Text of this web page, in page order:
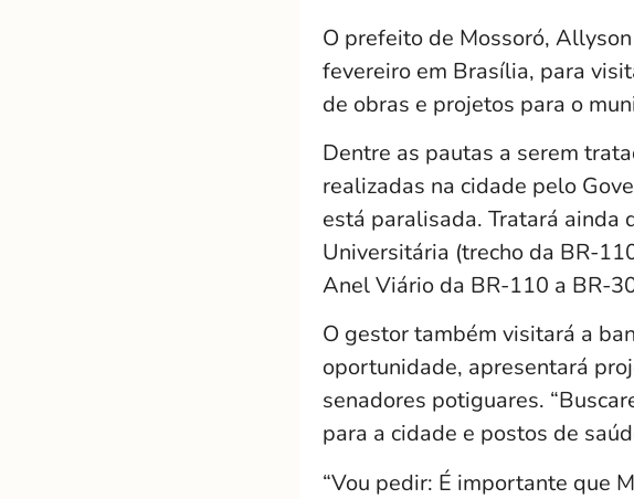
O prefeito de Mossoró,
fevereiro em Brasília, para
de obras e projetos para o
Dentre as pautas a serem
realizadas na cidade pelo
está paralisada. Tratará ainda
Universitária (trecho da BR-
Anel Viário da BR-110 a BR-
O gestor também visitará a
oportunidade, apresentará
senadores potiguares.
para a cidade e postos de
“Vou pedir: É importante que